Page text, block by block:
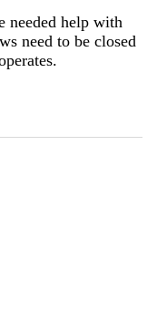
needed help with
need to be closed